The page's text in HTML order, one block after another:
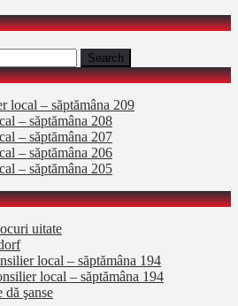
local – săptămâna 209
– săptămâna 208
– săptămâna 207
– săptămâna 206
– săptămâna 205
uitate
local – săptămâna 194
local – săptămâna 194
dă şanse